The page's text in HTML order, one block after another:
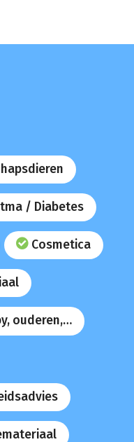
/ Diabetes
Cosmetica
ouderen,…